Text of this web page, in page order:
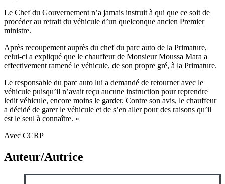
Le Chef du Gouvernement n’a jamais instruit à qui que ce soit de
procéder au retrait du véhicule d’un quelconque ancien Premier
ministre.
Après recoupement auprès du chef du parc auto de la Primature,
celui-ci a expliqué que le chauffeur de Monsieur Moussa Mara a
effectivement ramené le véhicule, de son propre gré, à la Primature.
Le responsable du parc auto lui a demandé de retourner avec le
véhicule puisqu’il n’avait reçu aucune instruction pour reprendre
ledit véhicule, encore moins le garder. Contre son avis, le chauffeur
a décidé de garer le véhicule et de s’en aller pour des raisons qu’il
est le seul à connaître. »
Avec CCRP
Auteur/Autrice